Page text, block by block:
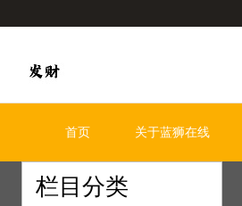
首页 关于蓝狮在线
栏目分类